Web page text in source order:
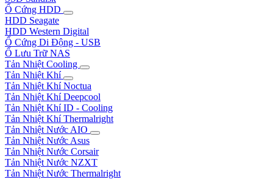
Ổ Cứng HDD
HDD Seagate
HDD Western Digital
Ổ Cứng Di Động - USB
Ổ Lưu Trữ NAS
Tản Nhiệt Cooling
Tản Nhiệt Khí
Tản Nhiệt Khí Noctua
Tản Nhiệt Khí Deepcool
Tản Nhiệt Khí ID - Cooling
Tản Nhiệt Khí Thermalright
Tản Nhiệt Nước AIO
Tản Nhiệt Nước Asus
Tản Nhiệt Nước Corsair
Tản Nhiệt Nước NZXT
Tản Nhiệt Nước Thermalright